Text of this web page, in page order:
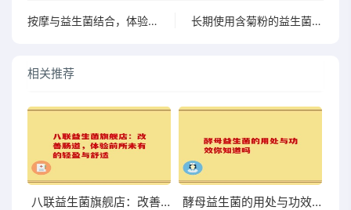
按摩与益生菌结合，体验身心焕活的全新感受 长期使用含菊粉的益生菌是否真有好处？你不得不知的
相关推荐
八联益生菌旗舰店：改善肠道，体验前所未有的轻盈与舒适 酵母益生菌的用处与功效你知道吗